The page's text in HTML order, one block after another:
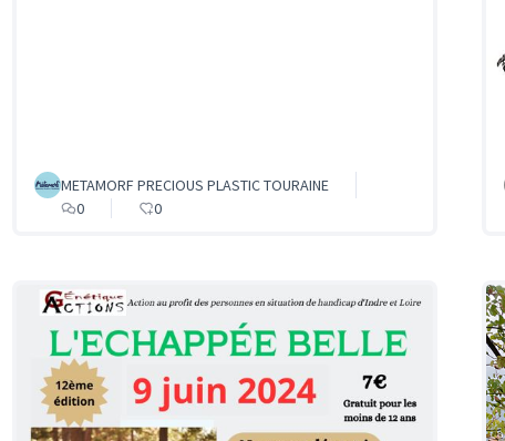
METAMORF PRECIOUS PLASTIC TOURAINE
0
0